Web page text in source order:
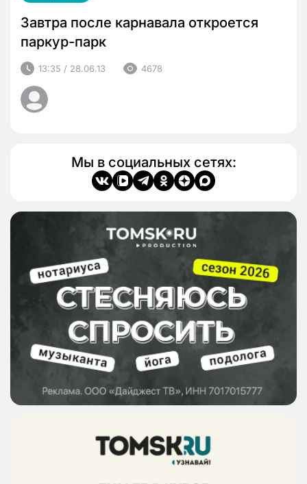
Завтра после карнавала откроется
паркур-парк
13:35 / 28.06.13 4678
Мы в социальных сетях: